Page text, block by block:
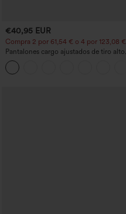
€40,95 EUR
Compra 2 por 61,54 € o 4 por 123,08 €.
Pantalones cargo ajustados de tiro alto
con múltiples bolsillos y cremallera con
botones